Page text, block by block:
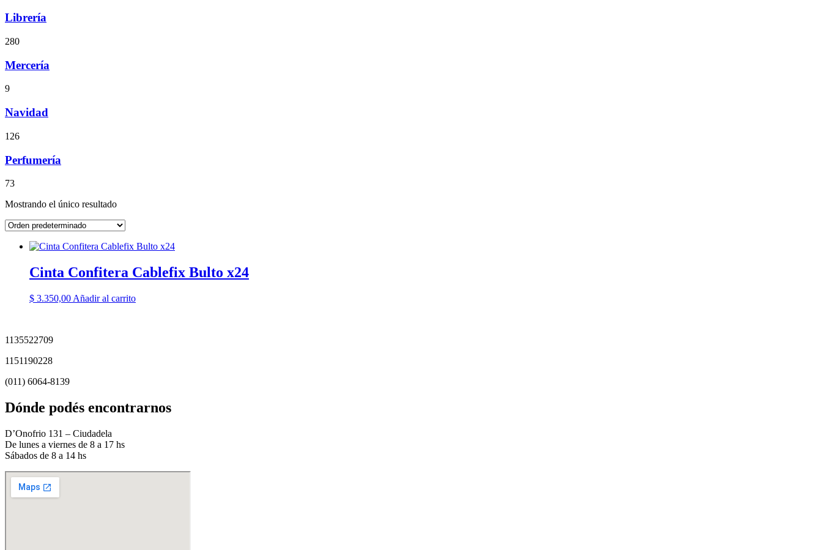
Librería
280
Mercería
9
Navidad
126
Perfumería
73
Mostrando el único resultado
Cinta Confitera Cablefix Bulto x24
$ 3.350,00 Añadir al carrito
1135522709
1151190228
(011) 6064-8139
Dónde podés encontrarnos
D’Onofrio 131 – Ciudadela
De lunes a viernes de 8 a 17 hs
Sábados de 8 a 14 hs